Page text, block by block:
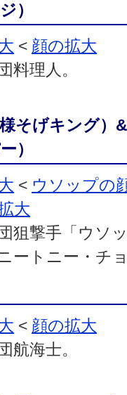
）
< 顔の拡大
料理人。
そげキング）
）
< ウソップの
大
狙撃手「ウソ
ートニー・チ
< 顔の拡大
航海士。